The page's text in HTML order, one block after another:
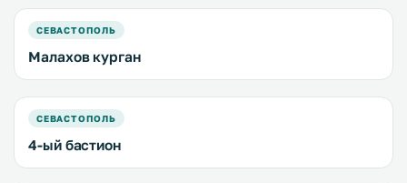
СЕВАСТОПОЛЬ
Малахов курган
СЕВАСТОПОЛЬ
4-ый бастион